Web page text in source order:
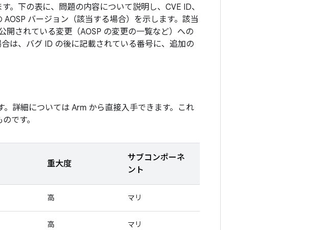
。下の表に、問題の内容について説明し、CVE ID、
AOSP バージョン（該当する場合）を示します。該当
されている変更（AOSP の変更の一覧など）への
は、バグ ID の後に記載されている番号に、追加の
詳細については Arm から直接入手できます。これ
です。
重大度
サブコンポーネ
ント
高 マリ
高 マリ